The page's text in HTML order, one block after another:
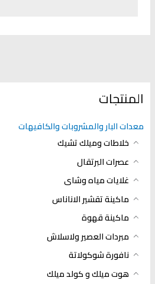
المنتجات
معدات البار والمشروبات والكافيهات
خلاطات وميلك تشيك
عصرات البرتقال
غلايات مياه وشاى
ماكينة تقشير الاناناس
ماكينة قهوة
مبردات العصير ولاسلاش
نافورة شوكولاتة
هوت ميلك و كولد ميلك